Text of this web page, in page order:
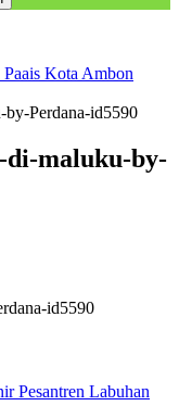
Kota Ambon
by-Perdana-id5590
di-maluku-by-
id5590